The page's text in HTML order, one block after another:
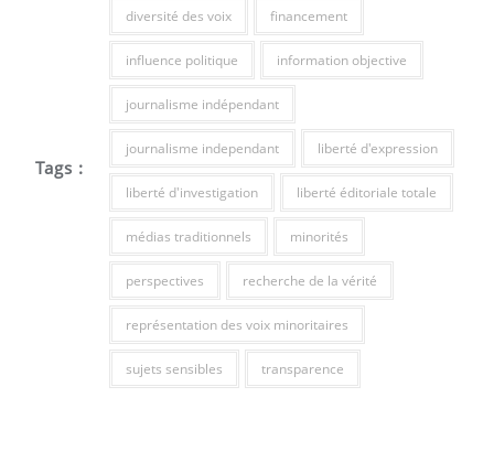
Tags :
diversité des voix financement
influence politique information objective
journalisme indépendant
journalisme independant liberté d'expression
liberté d'investigation liberté éditoriale totale
médias traditionnels minorités
perspectives recherche de la vérité
représentation des voix minoritaires
sujets sensibles transparence